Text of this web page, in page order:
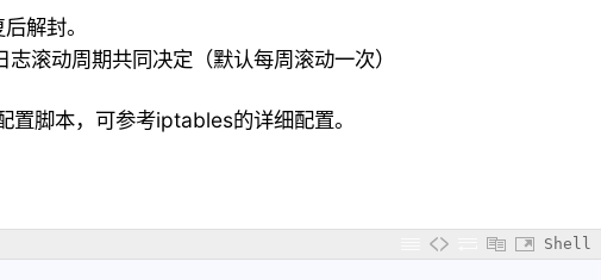
解封。
滚动周期共同决定（默认每周滚动一次）
脚本，可参考iptables的详细配置。
Shell